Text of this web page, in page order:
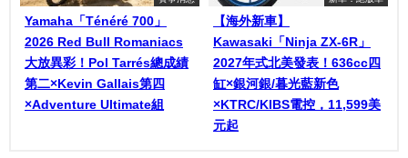
Yamaha「Ténéré 700」
2026 Red Bull Romaniacs
大放異彩！Pol Tarrés總成績
第二×Kevin Gallais第四
×Adventure Ultimate組
【海外新車】
Kawasaki「Ninja ZX-6R」
2027年式北美發表！636cc四
缸×銀河銀/暮光藍新色
×KTRC/KIBS電控，11,599美
元起